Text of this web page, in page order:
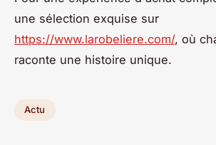
une sélection exquise sur
https://www.larobeliere.com/, où
raconte une histoire unique.
Actu